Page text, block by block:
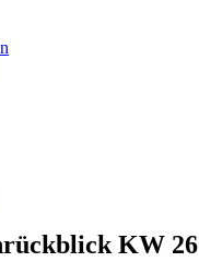
KW 26